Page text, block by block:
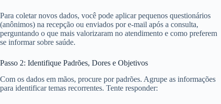
Para coletar novos dados, você pode aplicar pequenos questionários
(anônimos) na recepção ou enviados por e-mail após a consulta,
perguntando o que mais valorizaram no atendimento e como preferem
se informar sobre saúde.
Passo 2: Identifique Padrões, Dores e Objetivos
Com os dados em mãos, procure por padrões. Agrupe as informações
para identificar temas recorrentes. Tente responder: